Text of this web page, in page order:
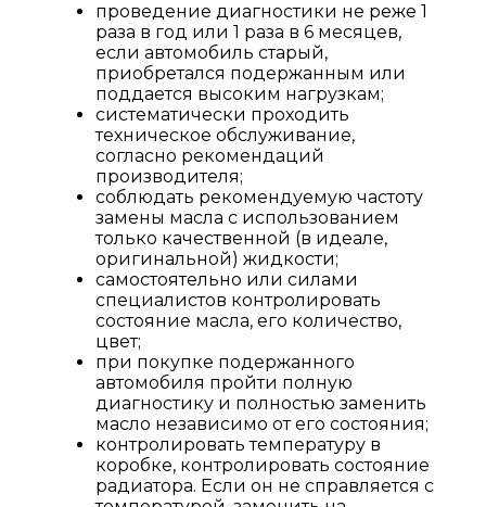
проведение диагностики не реже 1
раза в год или 1 раза в 6 месяцев,
если автомобиль старый,
приобретался подержанным или
поддается высоким нагрузкам;
систематически проходить
техническое обслуживание,
согласно рекомендаций
производителя;
соблюдать рекомендуемую частоту
замены масла с использованием
только качественной (в идеале,
оригинальной) жидкости;
самостоятельно или силами
специалистов контролировать
состояние масла, его количество,
цвет;
при покупке подержанного
автомобиля пройти полную
диагностику и полностью заменить
масло независимо от его состояния;
контролировать температуру в
коробке, контролировать состояние
радиатора. Если он не справляется с